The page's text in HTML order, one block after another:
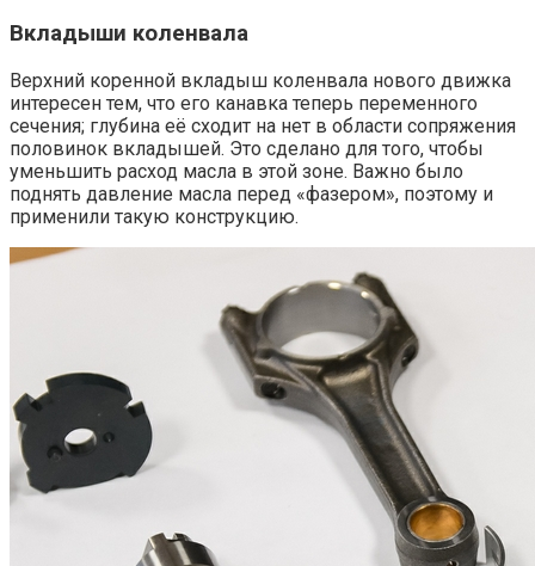
Вкладыши коленвала
Верхний коренной вкладыш коленвала нового движка
интересен тем, что его канавка теперь переменного
сечения; глубина её сходит на нет в области сопряжения
половинок вкладышей. Это сделано для того, чтобы
уменьшить расход масла в этой зоне. Важно было
поднять давление масла перед «фазером», поэтому и
применили такую конструкцию.